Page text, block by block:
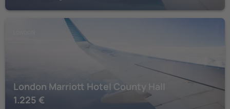
London Marriott Hotel County Hall
1.225 €